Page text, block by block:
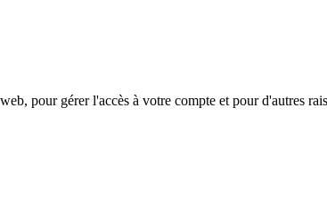
pour gérer l'accès à votre compte et pour d'autres